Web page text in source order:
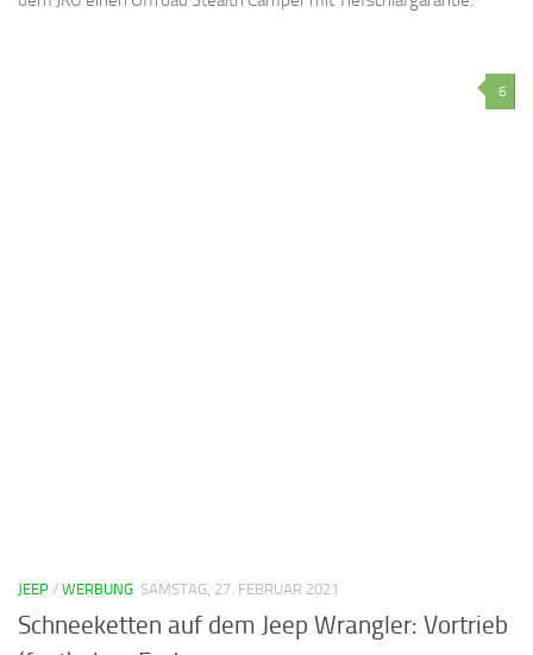
6
JEEP / WERBUNG SAMSTAG, 27. FEBRUAR 2021
Schneeketten auf dem Jeep Wrangler: Vortrieb